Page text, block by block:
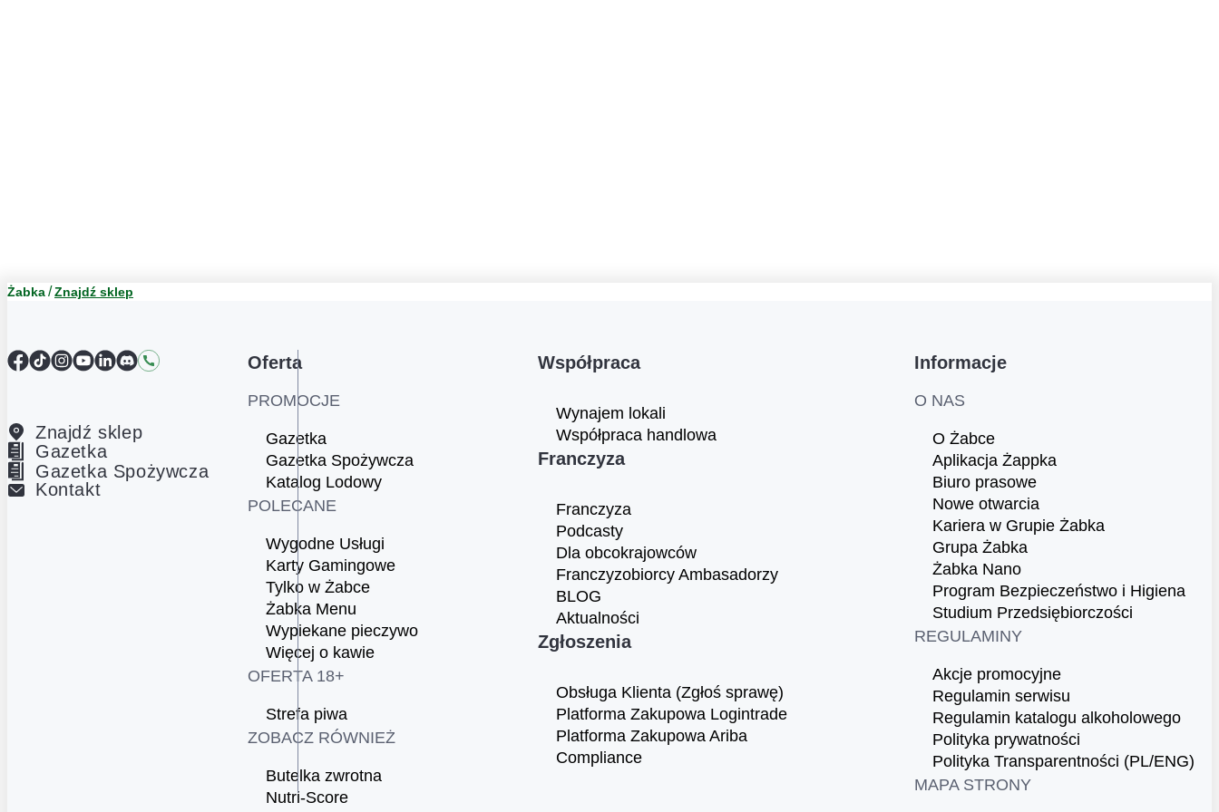
Żabka Znajdź sklep
Facebook
TikTokInstagram
YouTube
LinkedIn
DiscordKontakt
Znajdź sklep
Gazetka
Gazetka Spożywcza
Kontakt
Oferta
PROMOCJE
Gazetka
Gazetka Spożywcza
Katalog Lodowy
POLECANE
Wygodne Usługi
Karty Gamingowe
Tylko w Żabce
Żabka Menu
Wypiekane pieczywo
Więcej o kawie
OFERTA 18+
Strefa piwa
ZOBACZ RÓWNIEŻ
Butelka zwrotna
Nutri-Score
Współpraca
Wynajem lokali
Współpraca handlowa
Franczyza
Franczyza
Podcasty
Dla obcokrajowców
Franczyzobiorcy Ambasadorzy
BLOG
Aktualności
Zgłoszenia
Obsługa Klienta (Zgłoś sprawę)
Platforma Zakupowa Logintrade
Platforma Zakupowa Ariba
Compliance
Informacje
O NAS
O Żabce
Aplikacja Żappka
Biuro prasowe
Nowe otwarcia
Kariera w Grupie Żabka
Grupa Żabka
Żabka Nano
Program Bezpieczeństwo i Higiena
Studium Przedsiębiorczości
REGULAMINY
Akcje promocyjne
Regulamin serwisu
Regulamin katalogu alkoholowego
Polityka prywatności
Polityka Transparentności (PL/ENG)
MAPA STRONY